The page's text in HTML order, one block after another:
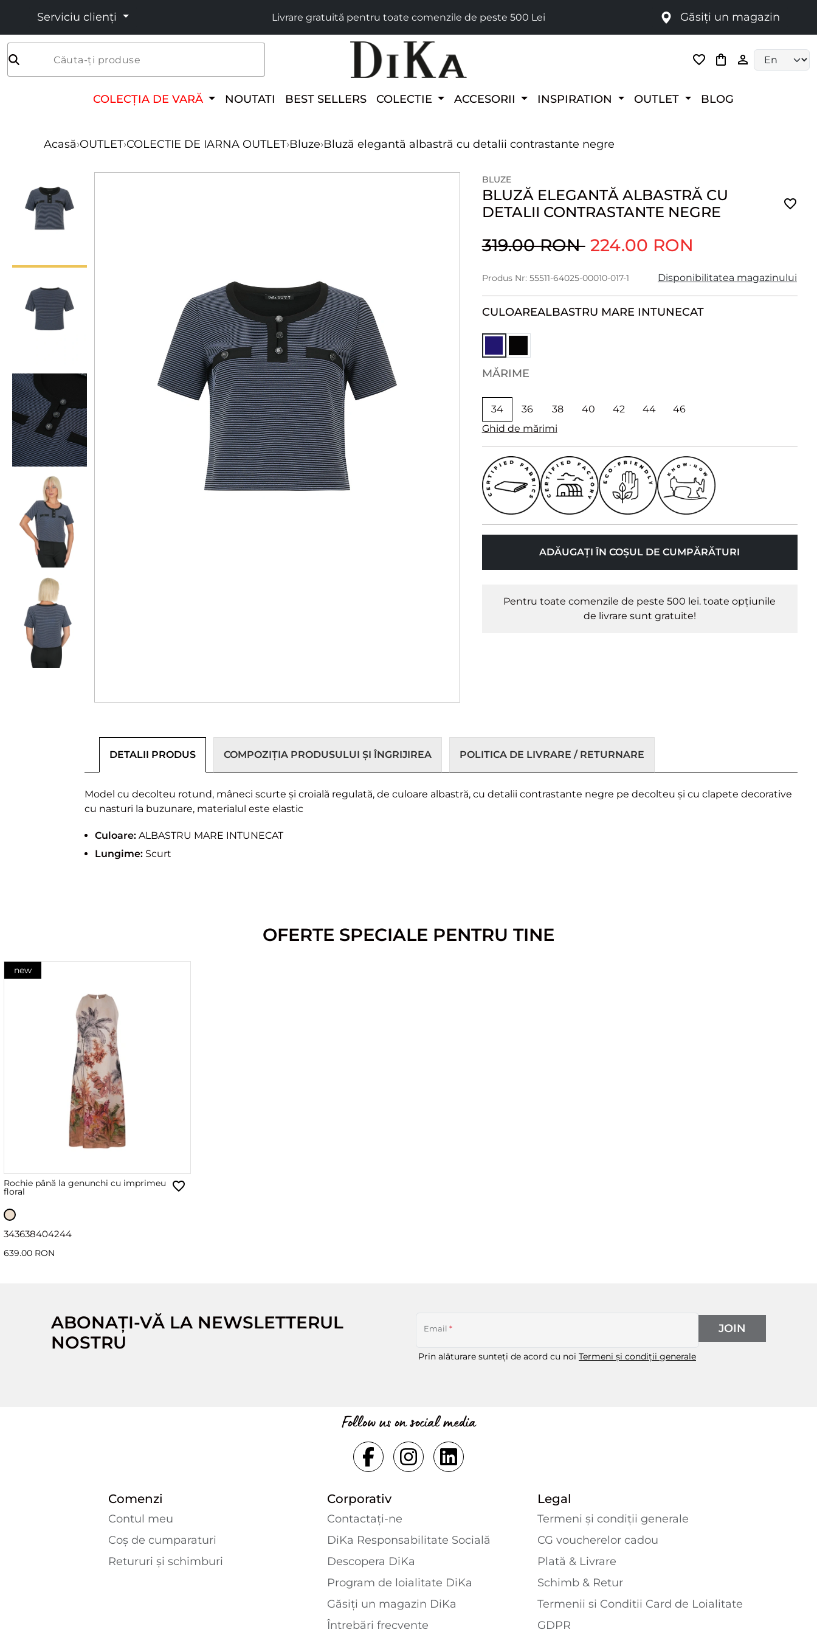
Serviciu clienți Livrare gratuită pentru toate comenzile de peste 500 Lei Găsiți un magazin
Căuta-ți produse
COLECȚIA DE VARĂ NOUTATI BEST SELLERS COLECTIE ACCESORII INSPIRATION OUTLET BLOG
Acasă›OUTLET›COLECTIE DE IARNA OUTLET›Bluze›Bluză elegantă albastră cu detalii contrastante negre
BLUZE
BLUZĂ ELEGANTĂ ALBASTRĂ CU
DETALII CONTRASTANTE NEGRE
319.00 RON 224.00 RON
Produs Nr: 55511-64025-00010-017-1 Disponibilitatea magazinului
CULOAREALBASTRU MARE INTUNECAT
MĂRIME
34 36 38 40 42 44
46
Ghid de mărimi
ADĂUGAȚI ÎN COȘUL DE CUMPĂRĂTURI
Pentru toate comenzile de peste 500 lei. toate opțiunile
de livrare sunt gratuite!
DETALII PRODUS COMPOZIȚIA PRODUSULUI ȘI ÎNGRIJIREA POLITICA DE LIVRARE / RETURNARE
Model cu decolteu rotund, mâneci scurte și croială regulată, de culoare albastră, cu detalii contrastante negre pe decolteu și cu clapete decorative
cu nasturi la buzunare, materialul este elastic
Culoare: ALBASTRU MARE INTUNECAT
Lungime: Scurt
OFERTE SPECIALE PENTRU TINE
new
Rochie până la genunchi cu imprimeu
floral
343638404244
639.00 RON
ABONAȚI-VĂ LA NEWSLETTERUL
NOSTRU
Email *
Prin alăturare sunteți de acord cu noi Termeni și condiții generale
JOIN
Follow us on social media
Comenzi
Contul meu
Coș de cumparaturi
Retururi și schimburi
Corporativ
Contactaţi-ne
DiKa Responsabilitate Socială
Descopera DiKa
Program de loialitate DiKa
Găsiți un magazin DiKa
Întrebări frecvente
Legal
Termeni și condiții generale
CG voucherelor cadou
Plată & Livrare
Schimb & Retur
Termenii si Conditii Card de Loialitate
GDPR